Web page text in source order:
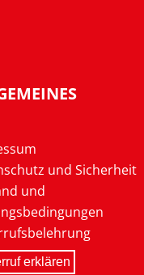
und Sicherheit
und
erklären